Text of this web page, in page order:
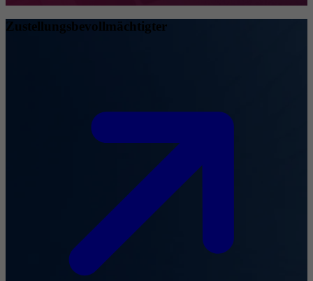
Zustellungsbevollmächtigter